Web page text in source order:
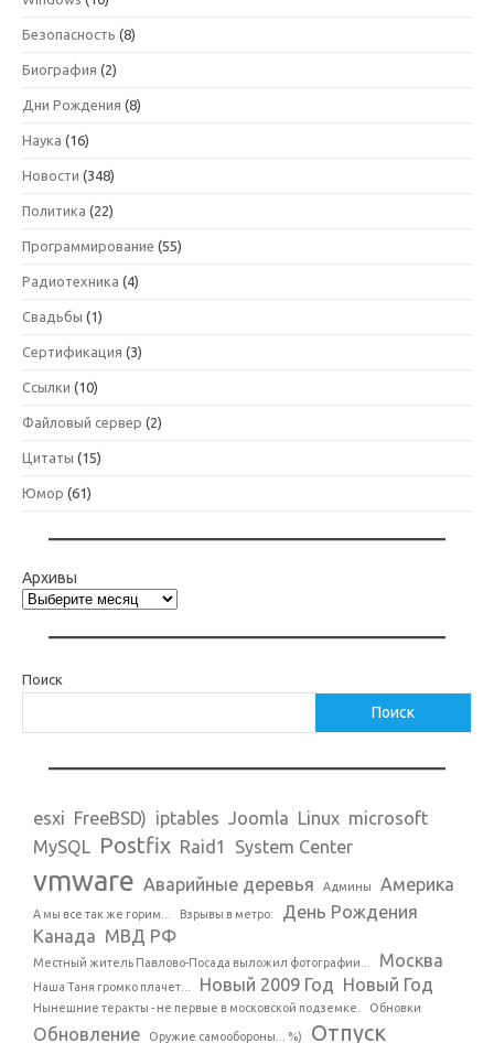
Безопасность (8)
Биография (2)
Дни Рождения (8)
Наука (16)
Новости (348)
Политика (22)
Программирование (55)
Радиотехника (4)
Свадьбы (1)
Сертификация (3)
Ссылки (10)
Файловый сервер (2)
Цитаты (15)
Юмор (61)
Архивы
Поиск
Поиск
esxi FreeBSD) iptables Joomla Linux microsoft
MySQL Postfix Raid1 System Center
vmware Аварийные деревья Админы Америка
А мы все так же горим... Взрывы в метро:
День Рождения
Канада МВД РФ
Местный житель Павлово-Посада выложил фотографии... Москва
Наша Таня громко плачет... Новый 2009 Год Новый Год
Нынешние теракты - не первые в московской подземке. Обновки
Обновление Оружие самообороны... %) Отпуск